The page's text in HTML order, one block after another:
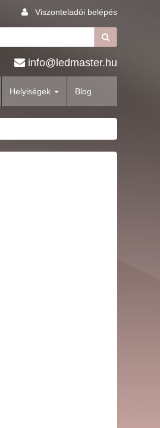
Viszonteladói belépés
info@ledmaster.hu
Helyiségek Blog